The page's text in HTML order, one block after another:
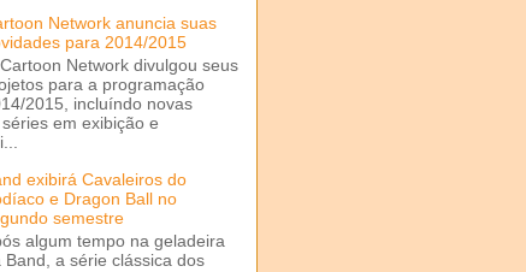
Network anuncia suas
para 2014/2015
Network divulgou seus
para a programação
2015, incluíndo novas
em exibição e
exibirá Cavaleiros do
e Dragon Ball no
semestre
algum tempo na geladeira
Band, a série clássica dos